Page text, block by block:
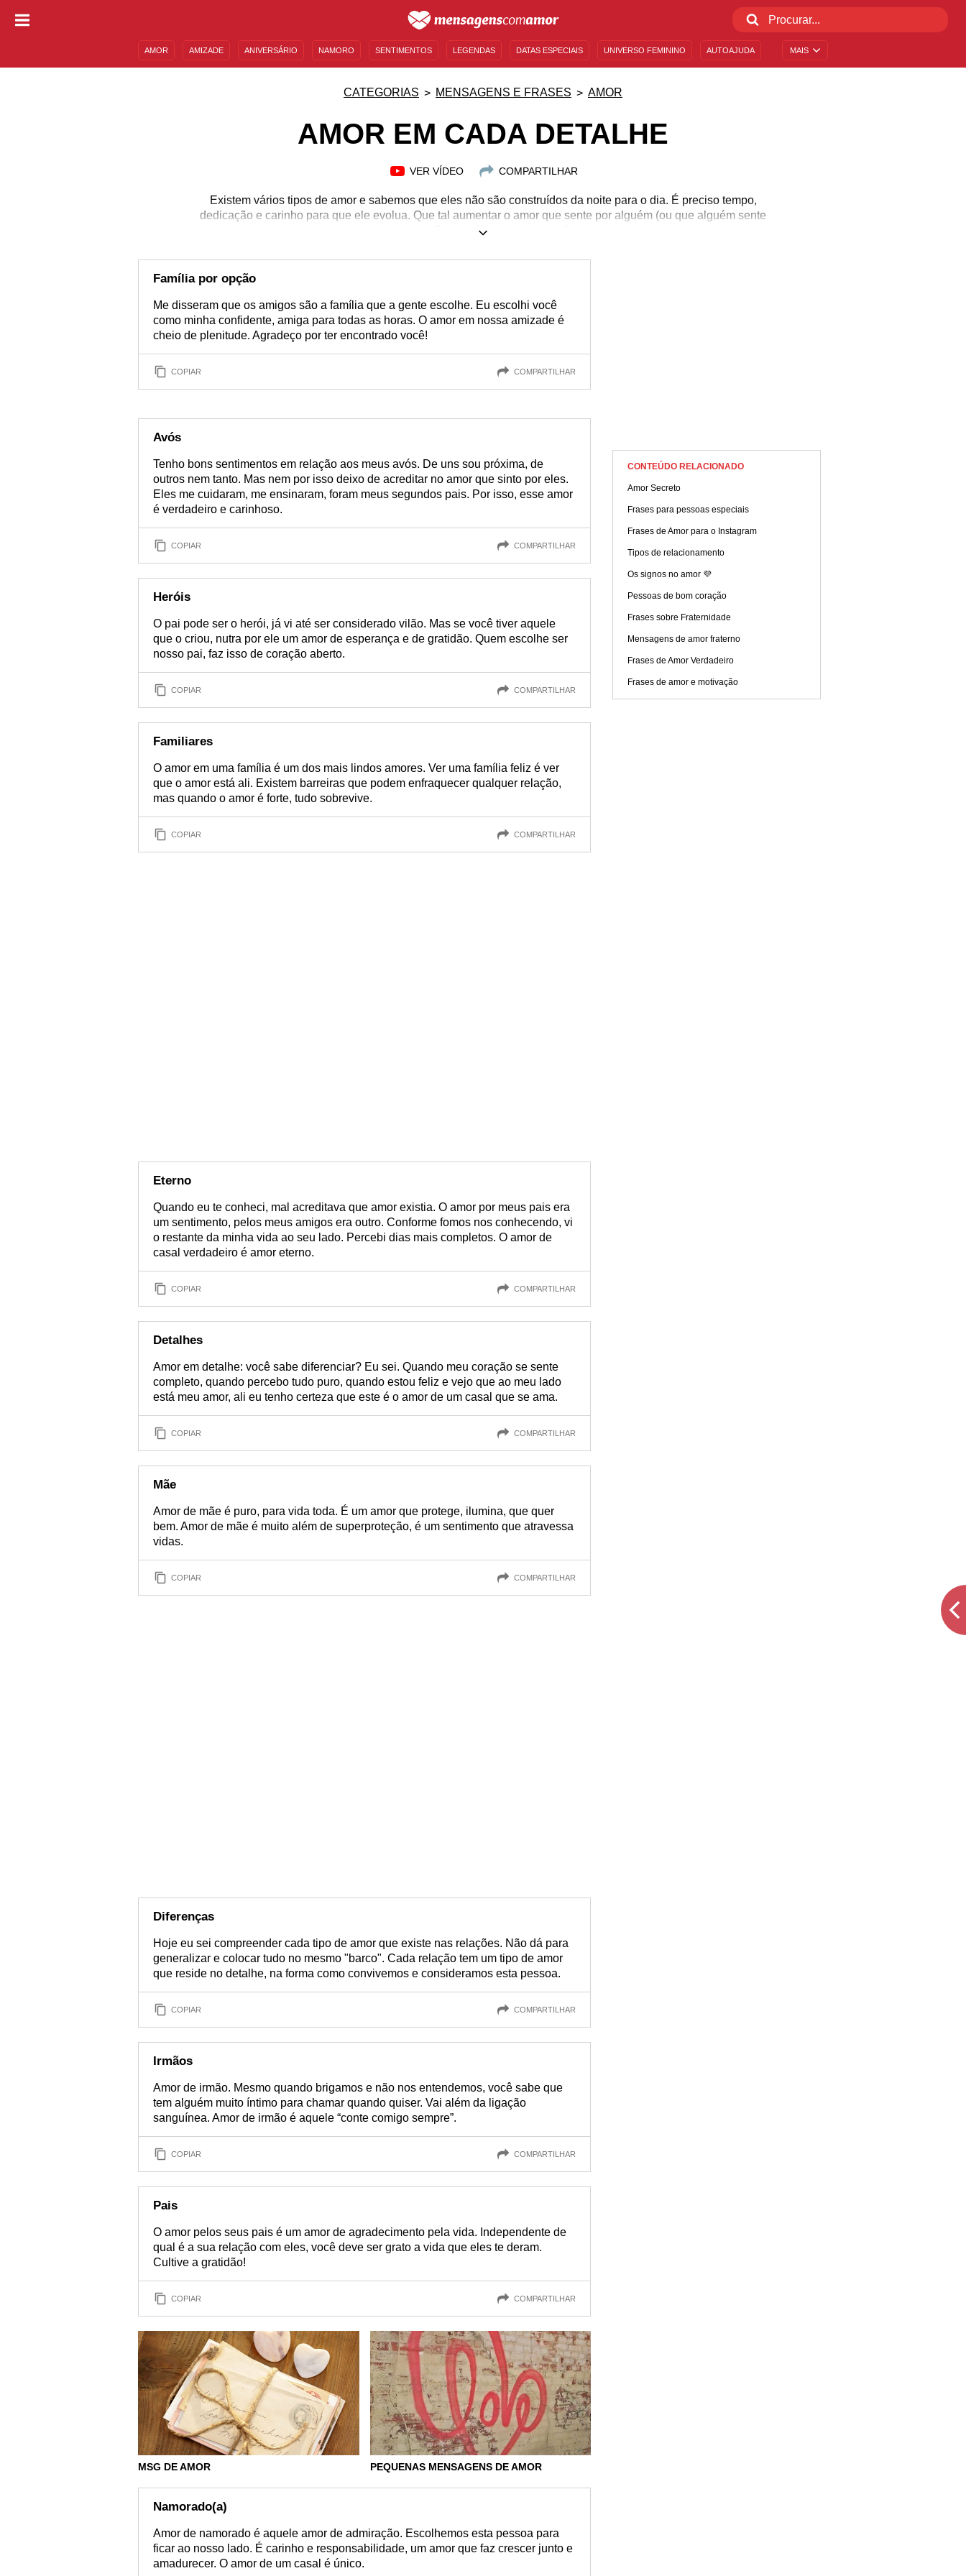
MAIS
AMOR AMIZADE ANIVERSÁRIO NAMORO SENTIMENTOS LEGENDAS DATAS ESPECIAIS UNIVERSO FEMININO AUTOAJUDA
CATEGORIAS MENSAGENS E FRASES AMOR
AMOR EM CADA DETALHE
VER VÍDEO COMPARTILHAR
Existem vários tipos de amor e sabemos que eles não são construídos da noite para o dia. É preciso tempo,
dedicação e carinho para que ele evolua. Que tal aumentar o amor que sente por alguém (ou que alguém sente
por você) usando estas palavras?
Família por opção
Me disseram que os amigos são a família que a gente escolhe. Eu escolhi você
como minha confidente, amiga para todas as horas. O amor em nossa amizade é
cheio de plenitude. Agradeço por ter encontrado você!
COPIAR COMPARTILHAR
Avós
Tenho bons sentimentos em relação aos meus avós. De uns sou próxima, de
outros nem tanto. Mas nem por isso deixo de acreditar no amor que sinto por eles.
Eles me cuidaram, me ensinaram, foram meus segundos pais. Por isso, esse amor
é verdadeiro e carinhoso.
COPIAR COMPARTILHAR
Heróis
O pai pode ser o herói, já vi até ser considerado vilão. Mas se você tiver aquele
que o criou, nutra por ele um amor de esperança e de gratidão. Quem escolhe ser
nosso pai, faz isso de coração aberto.
COPIAR COMPARTILHAR
Familiares
O amor em uma família é um dos mais lindos amores. Ver uma família feliz é ver
que o amor está ali. Existem barreiras que podem enfraquecer qualquer relação,
mas quando o amor é forte, tudo sobrevive.
COPIAR COMPARTILHAR
Eterno
Quando eu te conheci, mal acreditava que amor existia. O amor por meus pais era
um sentimento, pelos meus amigos era outro. Conforme fomos nos conhecendo, vi
o restante da minha vida ao seu lado. Percebi dias mais completos. O amor de
casal verdadeiro é amor eterno.
COPIAR COMPARTILHAR
Detalhes
Amor em detalhe: você sabe diferenciar? Eu sei. Quando meu coração se sente
completo, quando percebo tudo puro, quando estou feliz e vejo que ao meu lado
está meu amor, ali eu tenho certeza que este é o amor de um casal que se ama.
COPIAR COMPARTILHAR
Mãe
Amor de mãe é puro, para vida toda. É um amor que protege, ilumina, que quer
bem. Amor de mãe é muito além de superproteção, é um sentimento que atravessa
vidas.
COPIAR COMPARTILHAR
Diferenças
Hoje eu sei compreender cada tipo de amor que existe nas relações. Não dá para
generalizar e colocar tudo no mesmo "barco". Cada relação tem um tipo de amor
que reside no detalhe, na forma como convivemos e consideramos esta pessoa.
COPIAR COMPARTILHAR
Irmãos
Amor de irmão. Mesmo quando brigamos e não nos entendemos, você sabe que
tem alguém muito íntimo para chamar quando quiser. Vai além da ligação
sanguínea. Amor de irmão é aquele “conte comigo sempre”.
COPIAR COMPARTILHAR
Pais
O amor pelos seus pais é um amor de agradecimento pela vida. Independente de
qual é a sua relação com eles, você deve ser grato a vida que eles te deram.
Cultive a gratidão!
COPIAR COMPARTILHAR
MSG DE AMOR PEQUENAS MENSAGENS DE AMOR
Namorado(a)
Amor de namorado é aquele amor de admiração. Escolhemos esta pessoa para
ficar ao nosso lado. É carinho e responsabilidade, um amor que faz crescer junto e
amadurecer. O amor de um casal é único.
CONTEÚDO RELACIONADO
Amor Secreto
Frases para pessoas especiais
Frases de Amor para o Instagram
Tipos de relacionamento
Os signos no amor 💜
Pessoas de bom coração
Frases sobre Fraternidade
Mensagens de amor fraterno
Frases de Amor Verdadeiro
Frases de amor e motivação